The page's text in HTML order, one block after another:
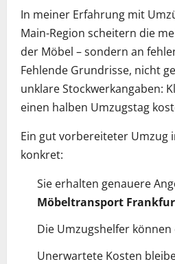
In meiner Erfahrung mit
Main-Region scheitern die
der Möbel – sondern an
Fehlende Grundrisse, nicht
unklare Stockwerkangaben:
einen halben Umzugstag
Ein gut vorbereiteter Umzug
konkret:
Sie erhalten genauere
Möbeltransport
Die Umzugshelfer
Unerwartete Kosten